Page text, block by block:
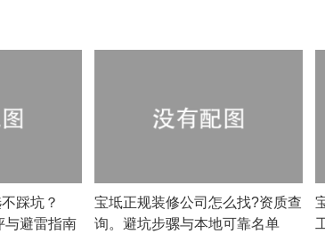
踩坑？
与避雷指南
宝坻正规装修公司怎么找?资质查
询。避坑步骡与本地可靠名单